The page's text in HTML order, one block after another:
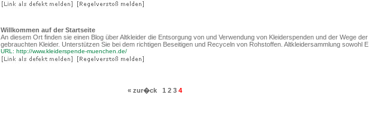
Willkommen auf der Startseite
An diesem Ort finden sie einen Blog über Altkleider die Entsorgung von und Verwendung von Kleiderspenden und der Wege der
gebrauchten Kleider. Unterstützen Sie bei dem richtigen Beseitigen und Recyceln von Rohstoffen. Altkleidersammlung sowohl E
URL: http://www.kleiderspende-muenchen.de/
« zur�ck 1 2 3 4